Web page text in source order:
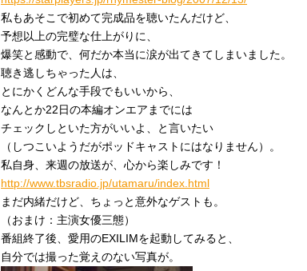
私もあそこで初めて完成品を聴いたんだけど、
予想以上の完璧な仕上がりに、
爆笑と感動で、何だか本当に涙が出てきてしまいました。
聴き逃しちゃった人は、
とにかくどんな手段でもいいから、
なんとか22日の本編オンエアまでには
チェックしといた方がいいよ、と言いたい
（しつこいようだがポッドキャストにはなりません）。
私自身、来週の放送が、心から楽しみです！
http://www.tbsradio.jp/utamaru/index.html
まだ内緒だけど、ちょっと意外なゲストも。
（おまけ：主演女優三態）
番組終了後、愛用のEXILIMを起動してみると、
自分では撮った覚えのない写真が。